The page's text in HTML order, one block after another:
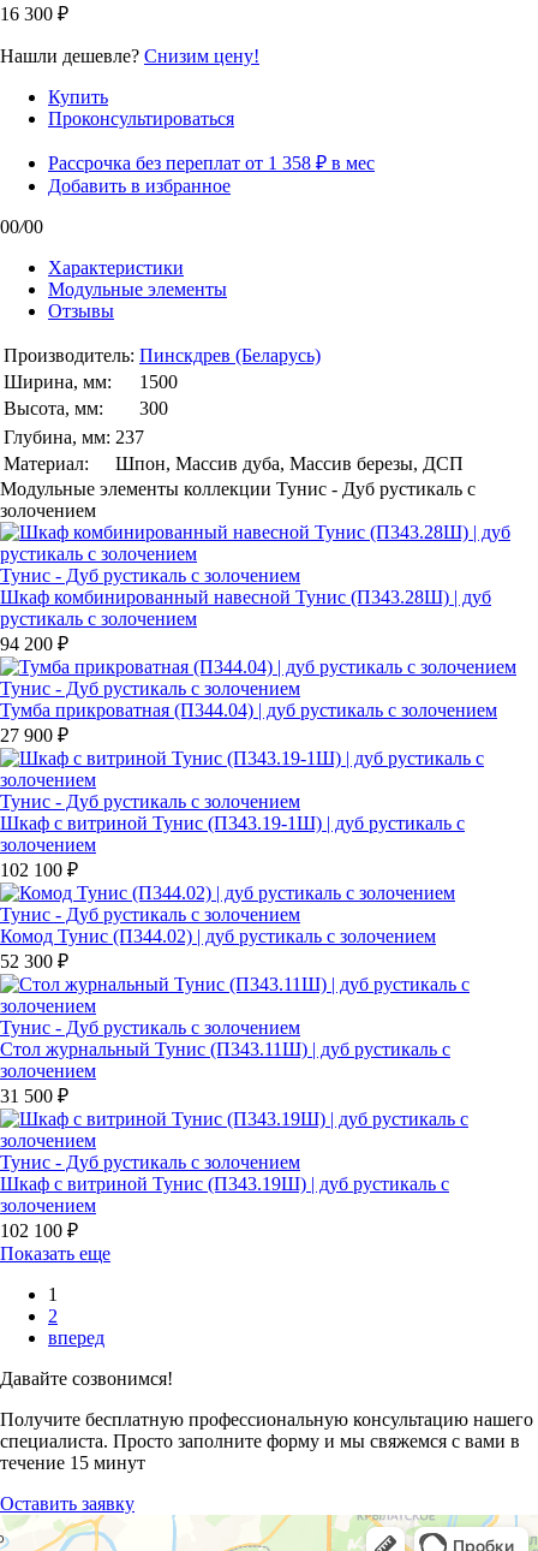
16 300 ₽
Нашли дешевле? Снизим цену!
Купить
Проконсультироваться
Рассрочка без переплат от 1 358 ₽ в мес
Добавить в избранное
00/00
Характеристики
Модульные элементы
Отзывы
Производитель: Пинскдрев (Беларусь)
Ширина, мм:
1500
Высота, мм:
300
Глубина, мм: 237
Материал:
Шпон, Массив дуба, Массив березы, ДСП
Модульные элементы коллекции Тунис - Дуб рустикаль с
золочением
Тунис - Дуб рустикаль с золочением
Шкаф комбинированный навесной Тунис (П343.28Ш) | дуб
рустикаль с золочением
94 200 ₽
Тунис - Дуб рустикаль с золочением
Тумба прикроватная (П344.04) | дуб рустикаль с золочением
27 900 ₽
Тунис - Дуб рустикаль с золочением
Шкаф с витриной Тунис (П343.19-1Ш) | дуб рустикаль с
золочением
102 100 ₽
Тунис - Дуб рустикаль с золочением
Комод Тунис (П344.02) | дуб рустикаль с золочением
52 300 ₽
Тунис - Дуб рустикаль с золочением
Стол журнальный Тунис (П343.11Ш) | дуб рустикаль с
золочением
31 500 ₽
Тунис - Дуб рустикаль с золочением
Шкаф с витриной Тунис (П343.19Ш) | дуб рустикаль с
золочением
102 100 ₽
Показать еще
1
2
вперед
Давайте созвонимся!
Получите бесплатную профессиональную консультацию нашего
специалиста. Просто заполните форму и мы свяжемся с вами в
течение 15 минут
Оставить заявку